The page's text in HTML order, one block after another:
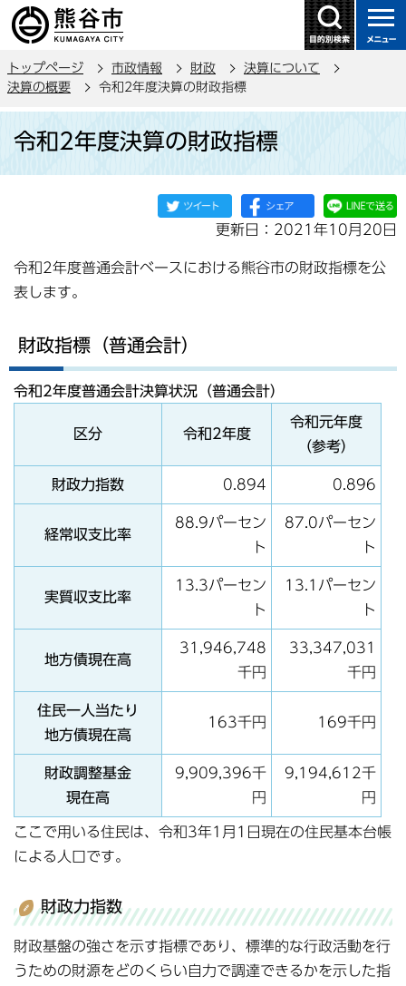
の
ー
トップページ 市政情報 財政
決算について
決算の概要
令和2年度決算の財政指標
令和2年度決算の財政指標
更新日：2021年10月20日
令和2年度普通会計ベースにおける熊谷市の財政指標を公
表します。
財政指標（普通会計）
令和2年度普通会計決算状況（普通会計）
区分 令和2年度
令和元年度
（参考）
財政力指数 0.894 0.896
経常収支比率
88.9パーセン
ト
87.0パーセン
ト
実質収支比率
13.3パーセン
ト
13.1パーセン
ト
地方債現在高
31,946,748
千円
33,347,031
千円
住民一人当たり
地方債現在高
163千円 169千円
財政調整基金
現在高
9,909,396千
円
9,194,612千
円
ここで用いる住民は、令和3年1月1日現在の住民基本台帳
による人口です。
財政力指数
財政基盤の強さを示す指標であり、標準的な行政活動を行
うための財源をどのくらい自力で調達できるかを示した指